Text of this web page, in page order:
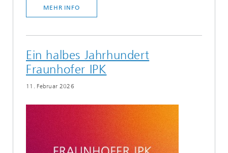
MEHR INFO
Ein halbes Jahrhundert
Fraunhofer IPK
11. Februar 2026